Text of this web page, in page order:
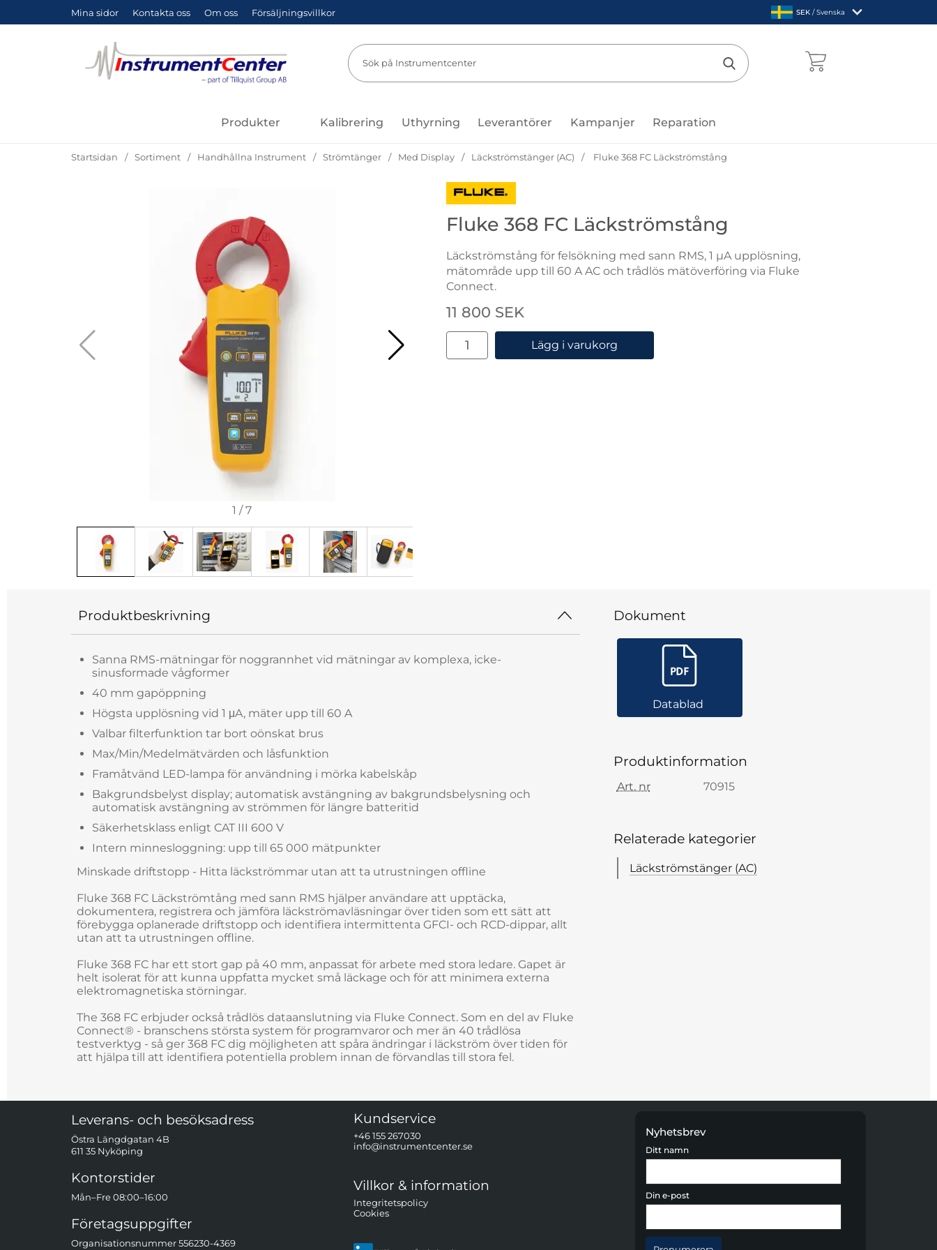
Mina sidor Kontakta oss Om oss Försäljningsvillkor Sverige
,SEK / Svenska
Sök
Genomför sökning
Produkter Kalibrering Uthyrning Leverantörer Kampanjer Reparation
Startsidan Sortiment Handhållna Instrument Strömtänger Med Display Läckströmstänger (AC) Fluke 368 FC Läckströmstång
1 /7
Gå till varumärkessidan för Fluke
Fluke 368 FC Läckströmstång
Läckströmstång för felsökning med sann RMS, 1 µA upplösning,
mätområde upp till 60 A AC och trådlös mätöverföring via Fluke
Connect.
Handla denna produkt Fluke 368 FC Läckströmstång
pris
11 800 SEK
antal
Lägg i varukorg
Produktbeskrivning
Sanna RMS-mätningar för noggrannhet vid mätningar av komplexa, icke-
sinusformade vågformer
40 mm gapöppning
Högsta upplösning vid 1 μA, mäter upp till 60 A
Valbar filterfunktion tar bort oönskat brus
Max/Min/Medelmätvärden och låsfunktion
Framåtvänd LED-lampa för användning i mörka kabelskåp
Bakgrundsbelyst display; automatisk avstängning av bakgrundsbelysning och
automatisk avstängning av strömmen för längre batteritid
Säkerhetsklass enligt CAT III 600 V
Intern minnesloggning: upp till 65 000 mätpunkter
Minskade driftstopp - Hitta läckströmmar utan att ta utrustningen offline
Fluke 368 FC Läckströmtång med sann RMS hjälper användare att upptäcka,
dokumentera, registrera och jämföra läckströmavläsningar över tiden som ett sätt att
förebygga oplanerade driftstopp och identifiera intermittenta GFCI- och RCD-dippar, allt
utan att ta utrustningen offline.
Fluke 368 FC har ett stort gap på 40 mm, anpassat för arbete med stora ledare. Gapet är
helt isolerat för att kunna uppfatta mycket små läckage och för att minimera externa
elektromagnetiska störningar.
The 368 FC erbjuder också trådlös dataanslutning via Fluke Connect. Som en del av Fluke
Connect® - branschens största system för programvaror och mer än 40 trådlösa
testverktyg - så ger 368 FC dig möjligheten att spåra ändringar i läckström över tiden för
att hjälpa till att identifiera potentiella problem innan de förvandlas till stora fel.
Dokument
Datablad
Produktinformation
Art. nr 70915
Relaterade kategorier
Läckströmstänger (AC)
Sidfot Blandad info och länkar
Leverans- och besöksadress
Östra Längdgatan 4B
611 35 Nyköping
Kontorstider
Mån–Fre 08:00–16:00
Företagsuppgifter
Organisationsnummer 556230-4369
Kundservice
+46 155 267030
info@instrumentcenter.se
Villkor & information
Integritetspolicy
Cookies
Nyhetsbrev
Ditt namn
Din e-post